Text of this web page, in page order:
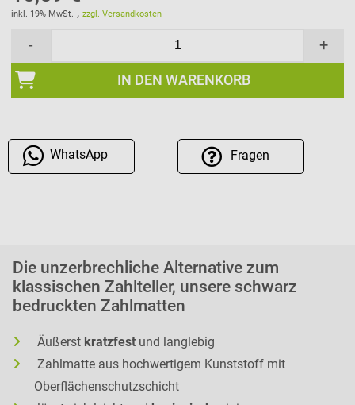
inkl. 19% MwSt. ,zzgl. Versandkosten
- +
IN DEN WARENKORB
WhatsApp Fragen
Die unzerbrechliche Alternative zum
klassischen Zahlteller, unsere schwarz
bedruckten Zahlmatten
Äußerst kratzfest und langlebig
Zahlmatte aus hochwertigem Kunststoff mit
Oberflächenschutzschicht